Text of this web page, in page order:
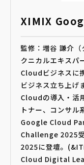
XIMIX
監修：増谷 謙介
クニカルエキス
Cloudビジネスに
ビジネス立ち上
Cloudの導入・活
トナー、コンサル
Google Cloud
Challenge 2025
2025に登壇。
Cloud Digital